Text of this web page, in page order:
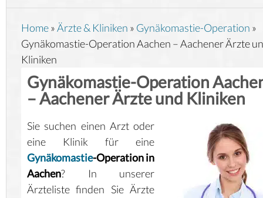
Home»Ärzte & Kliniken » Gynäkomastie-Operation »
Gynäkomastie-Operation Aachen – Aachener Ärzte
Kliniken
Gynäkomastie-Operation
– Aachener Ärzte und Kliniken
Sie suchen einen Arzt oder
eine Klinik für eine
Gynäkomastie-Operation in
Aachen? In unserer
Ärzteliste finden Sie Ärzte